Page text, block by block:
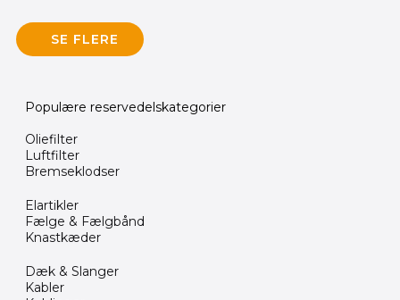
SE FLERE
Populære reservedelskategorier
Oliefilter
Luftfilter
Bremseklodser
Elartikler
Fælge & Fælgbånd
Knastkæder
Dæk & Slanger
Kabler